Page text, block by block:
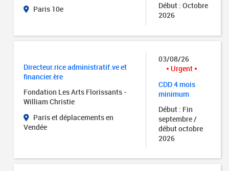
Paris 10e
Début : Octobre
2026
Directeur.rice administratif.ve et
financier.ère
Fondation Les Arts Florissants -
William Christie
Paris et déplacements en
Vendée
03/08/26
Urgent
CDD 4 mois
minimum
Début : Fin
septembre /
début octobre
2026